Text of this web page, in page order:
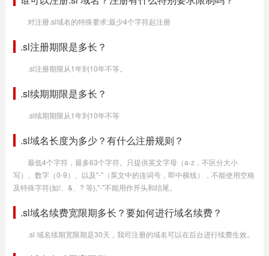
对注册.sl域名的特殊要求:最少4个字符起注册
.sl注册期限是多长？
.sl注册期限从1年到10年不等。
.sl续期期限是多长？
.sl续期期限从1年到10年不等
.sl域名长度为多少？有什么注册规则？
最低4个字符，最多63个字符。只提供英文字母（a-z，不区分大小
写）、数字（0-9）、以及"-"（英文中的连词号，即中横线），不能使用空格
及特殊字符(如!、&、? 等),"-"不能用作开头和结尾。
.sl域名续费宽限期多长？要如何进行域名续费？
.sl 域名续期宽限期是30天，我司注册的域名可以在后台进行续费生效。